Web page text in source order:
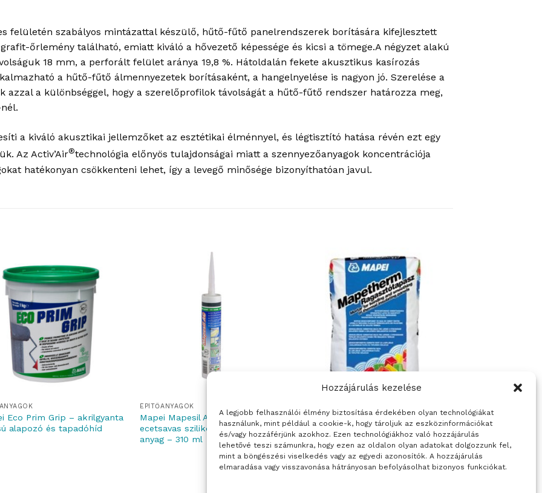
Hozzájárulás kezelése
A legjobb felhasználói élmény biztosítása érdekében olyan technológiákat
használunk, mint például a cookie-k, hogy tároljuk az eszközinformációkat
és/vagy hozzáférjünk azokhoz. Ezen technológiákhoz való hozzájárulás
lehetővé teszi számunkra, hogy ezen az oldalon olyan adatokat dolgozzunk fel,
mint a böngészési viselkedés vagy az egyedi azonosítók. A hozzájárulás
elmaradása vagy visszavonása hátrányosan befolyásolhat bizonyos funkciókat.
felületén szabályos mintázattal készülő, hűtő-fűtő panelrendszerek borítására kifejlesztett
őrlemény található, emiatt kiváló a hővezető képessége és kicsi a tömege.A négyzet alakú
18 mm, a perforált felület aránya 19,8 %. Hátoldalán fekete akusztikus kasírozás
a hűtő-fűtő álmennyezetek borításaként, a hangelnyelése is nagyon jó. Szerelése a
azzal a különbséggel, hogy a szerelőprofilok távolságát a hűtő-fűtő rendszer határozza meg,
a kiváló akusztikai jellemzőket az esztétikai élménnyel, és légtisztító hatása révén ezt egy
Az Activ’Air®technológia előnyös tulajdonságai miatt a szennyezőanyagok koncentrációja
hatékonyan csökkenteni lehet, így a levegő minősége bizonyíthatóan javul.
Eco Prim Grip – akrilgyanta
alapozó és tapadóhíd
ÉPÍTŐANYAGOK
Mapei Mapesil AC – penészálló
ecetsavas szilikon hézagkitöltő
anyag – 310 ml
Mapetherm Ragasztótapasz